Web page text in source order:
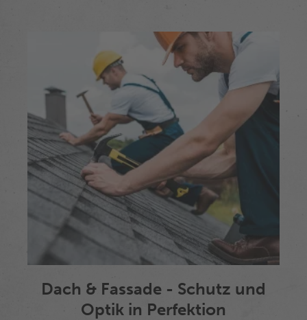
Dach & Fassade - Schutz und
Optik in Perfektion